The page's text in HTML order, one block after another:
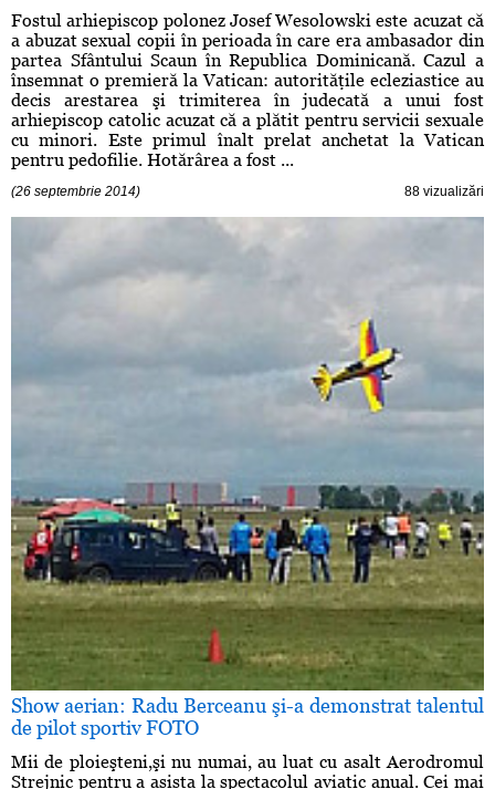
Fostul arhiepiscop polonez Josef Wesolowski este acuzat că
a abuzat sexual copii în perioada în care era ambasador din
partea Sfântului Scaun în Republica Dominicană. Cazul a
însemnat o premieră la Vatican: autorităţile ecleziastice au
decis arestarea şi trimiterea în judecată a unui fost
arhiepiscop catolic acuzat că a plătit pentru servicii sexuale
cu minori. Este primul înalt prelat anchetat la Vatican
pentru pedofilie. Hotărârea a fost ...
(26 septembrie 2014) 88 vizualizări
Show aerian: Radu Berceanu şi-a demonstrat talentul
de pilot sportiv FOTO
Mii de ploieşteni,şi nu numai, au luat cu asalt Aerodromul
Strejnic pentru a asista la spectacolul aviatic anual. Cei mai